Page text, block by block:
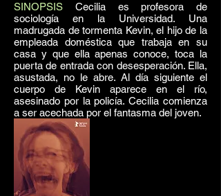
SINOPSIS
SINOPSIS Cecilia es profesora de
sociología en la Universidad. Una
madrugada de tormenta Kevin, el hijo de la
empleada doméstica que trabaja en su
casa y que ella apenas conoce, toca la
puerta de entrada con desesperación. Ella,
asustada, no le abre. Al día siguiente el
cuerpo de Kevin aparece en el río,
asesinado por la policía. Cecilia comienza
a ser acechada por el fantasma del joven.